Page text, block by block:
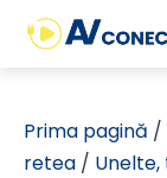
Prima pagină /
retea /